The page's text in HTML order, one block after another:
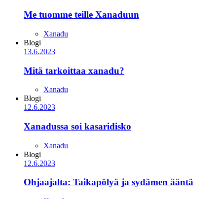
Me tuomme teille Xanaduun
Xanadu
Blogi
13.6.2023
Mitä tarkoittaa xanadu?
Xanadu
Blogi
12.6.2023
Xanadussa soi kasaridisko
Xanadu
Blogi
12.6.2023
Ohjaajalta: Taikapölyä ja sydämen ääntä